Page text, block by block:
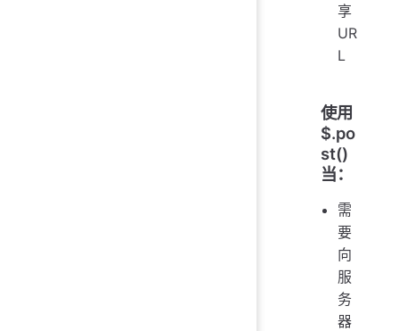
享
UR
L
使用
$.po
st()
当：
需
要
向
服
务
器